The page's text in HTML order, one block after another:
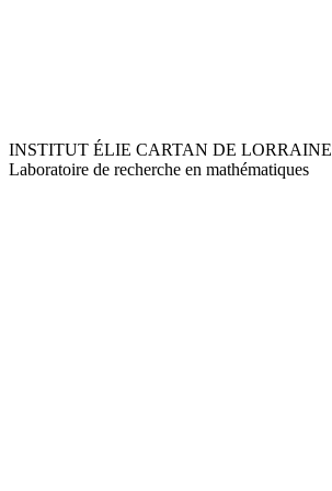
INSTITUT ÉLIE CARTAN DE LORRAINE
Laboratoire de recherche en mathématiques